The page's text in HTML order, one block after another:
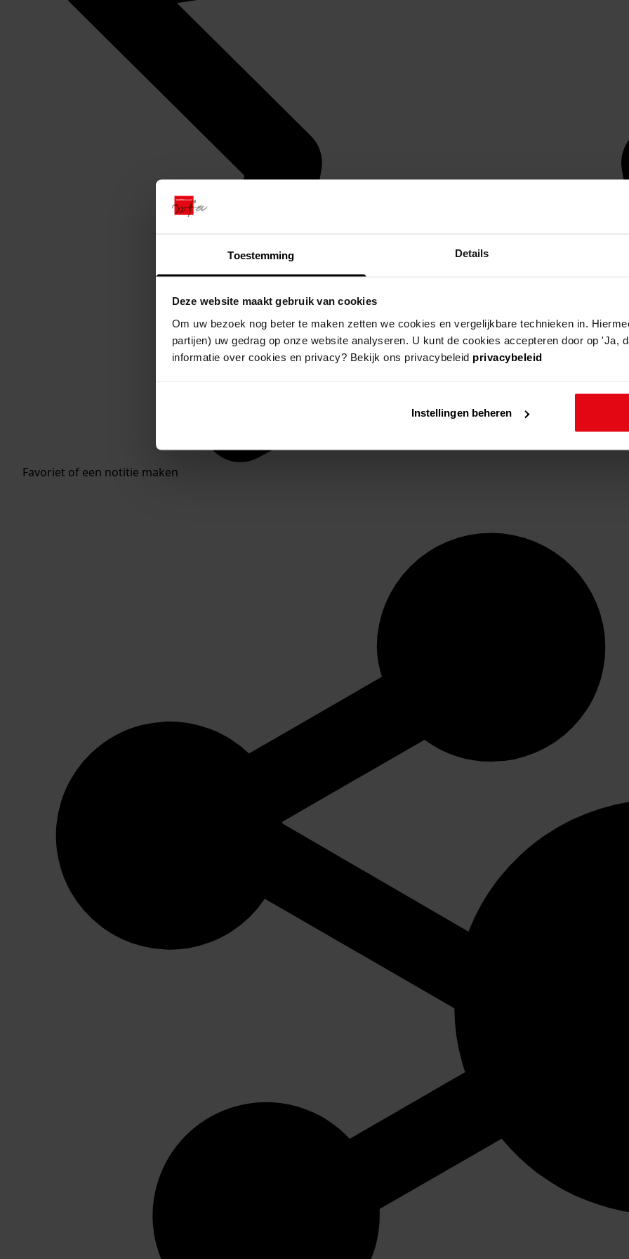
Toestemming Details
Deze website maakt gebruik van cookies
Om uw bezoek nog beter te maken zetten we cookies en vergelijkbare technieken in.
partijen) uw gedrag op onze website analyseren. U kunt de cookies accepteren door op 'Ja,
informatie over cookies en privacy? Bekijk ons privacybeleid privacybeleid
Instellingen beheren
Favoriet of een notitie maken